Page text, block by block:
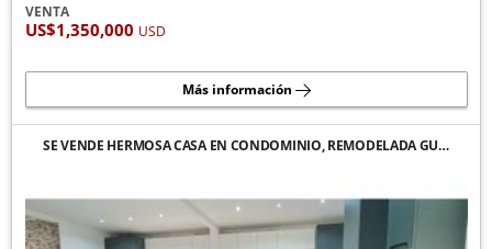
VENTA
US$1,350,000 USD
Más información
SE VENDE HERMOSA CASA EN CONDOMINIO, REMODELADA GU…